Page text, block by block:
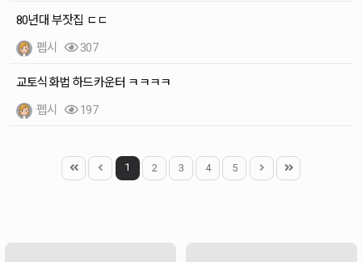
80년대 부잣집 ㄷㄷ
펩시
307
교토식화법 하드카운터 ㅋㅋㅋㅋ
펩시
197
1 2 3 4 5